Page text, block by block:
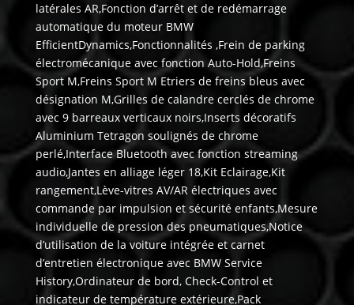
latérales AR,Fonction d’arrêt et de redémarrage
automatique du moteur BMW
EfficientDynamics,Fonctionnalités ,Frein de parking
électromécanique avec fonction Auto-Hold,Freins
Sport M,Freins Sport M Etriers de freins bleus avec
désignation M,Grilles de calandre cerclés de chrome
avec 9 barreaux verticaux noirs,Inserts décoratifs
Aluminium Tetragon soulignés de chrome
perlé,Interface Bluetooth avec fonction streaming
audio,Jantes en alliage léger 18,Kit Eclairage,Kit
rangement,Lève-vitres AV/AR électriques avec
commande par impulsion et sécurité enfants,Mesure
individuelle de pression des pneumatiques,Notice
d’utilisation de la voiture intégrée et carnet
d’entretien électronique avec BMW Service
History,Ordinateur de bord, Check-Control et
indicateur de température extérieure,Pack